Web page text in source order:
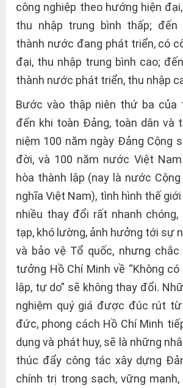
công nghiệp theo hướng hiện
thu nhập trung bình thấp; đến
thành nước đang phát triển, có
đại, thu nhập trung bình cao;
thành nước phát triển, thu nhập
Bước vào thập niên thứ ba của
đến khi toàn Đảng, toàn dân và
niệm 100 năm ngày Đảng Cộng
đời, và 100 năm nước Việt Nam
hòa thành lập (nay là nước
nghĩa Việt Nam), tình hình thế
nhiều thay đổi rất nhanh chóng,
tạp, khó lường, ảnh hưởng tới sự
và bảo vệ Tổ quốc, nhưng
tưởng Hồ Chí Minh về “Không
lập, tự do” sẽ không thay đổi.
nghiệm quý giá được đúc rút
đức, phong cách Hồ Chí Minh
dụng và phát huy, sẽ là những
thúc đẩy công tác xây dựng
chính trị trong sạch, vững